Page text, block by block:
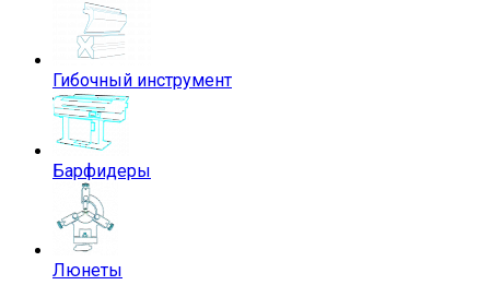
Гибочный инструмент
Барфидеры
Люнеты